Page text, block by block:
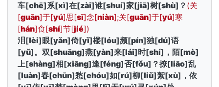
车[chē]系[xì]在[zài]谁[shuí]家[jiā]树[shù]？ (关
[guān]于[yú]思[sī]念[niàn];关[guān]于[yú]寒
[hán]食[shí]节[jié])
泪[lèi]眼[yǎn]倚[yǐ]楼[lóu]频[pín]独[dú]语
[yǔ]。双[shuāng]燕[yàn]来[lái]时[shí]，陌[mò]
上[shàng]相[xiāng]逢[féng]否[fǒu]？撩[liāo]乱
[luàn]春[chūn]愁[chóu]如[rú]柳[liǔ]絮[xù]，依